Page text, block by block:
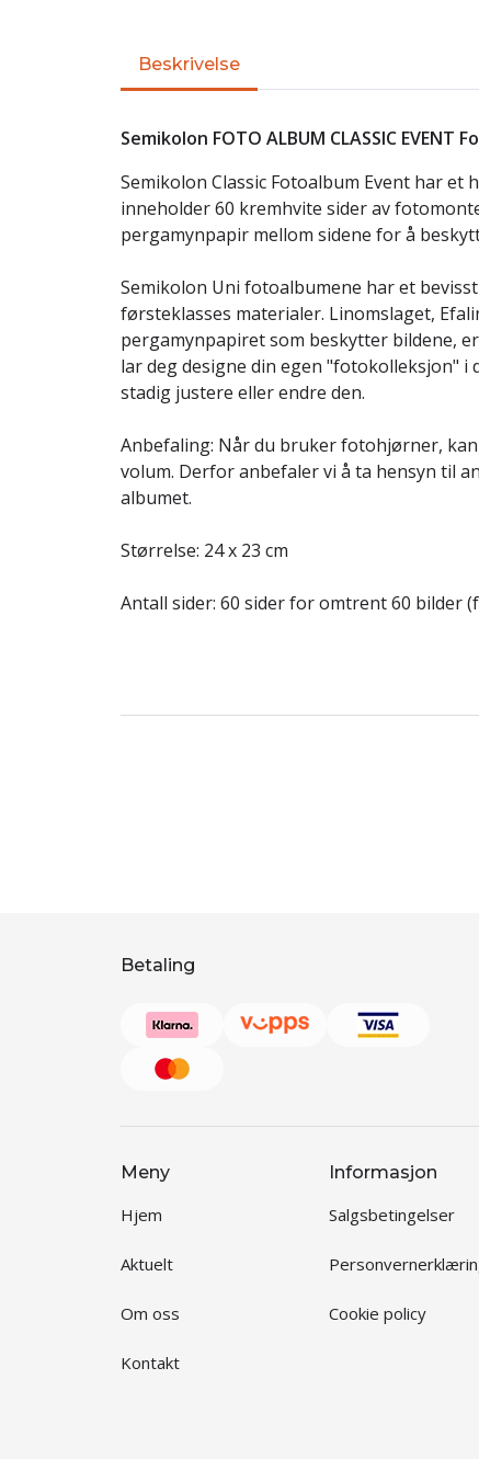
Beskrivelse
Semikolon FOTO ALBUM CLASSIC EVENT
Semikolon Classic Fotoalbum Event har et
inneholder 60 kremhvite sider av
pergamynpapir mellom sidene for å
Semikolon Uni fotoalbumene har et
førsteklasses materialer. Linomslaget,
pergamynpapiret som beskytter bildene,
lar deg designe din egen "fotokolleksjon"
stadig justere eller endre den.
Anbefaling: Når du bruker fotohjørner,
volum. Derfor anbefaler vi å ta hensyn til
albumet.
Størrelse: 24 x 23 cm
Antall sider: 60 sider for omtrent 60 bilder
Betaling
Meny
Hjem
Aktuelt
Om oss
Kontakt
Informasjon
Salgsbetingelser
Cookie policy